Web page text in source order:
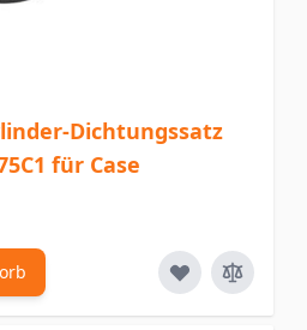
Dichtungssatz
für Case